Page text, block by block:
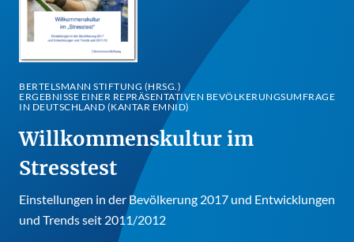
BERTELSMANN STIFTUNG (HRSG.)
ERGEBNISSE EINER REPRÄSENTATIVEN BEVÖLKERUNGSUMFRAGE
IN DEUTSCHLAND (KANTAR EMNID)
Willkommenskultur im
Stresstest
Einstellungen in der Bevölkerung 2017 und Entwicklungen
und Trends seit 2011/2012